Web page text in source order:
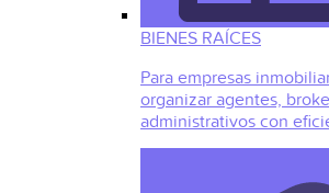
BIENES RAÍCES
Para empresas
organizar agentes,
administrativos con